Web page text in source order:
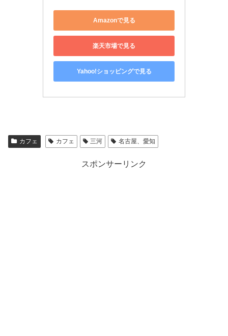
Amazonで見る
楽天市場で見る
Yahoo!ショッピングで見る
カフェ カフェ 三河 名古屋、愛知
スポンサーリンク